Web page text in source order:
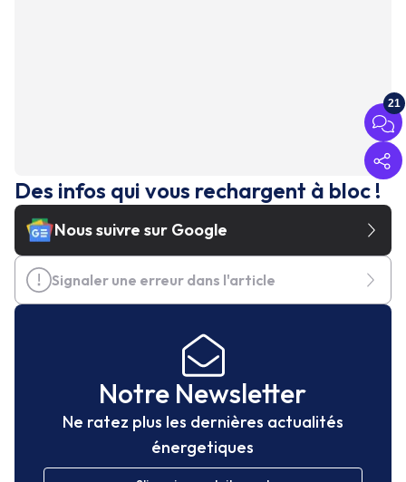
21
Des infos qui vous rechargent à bloc !
Nous suivre sur Google
Signaler une erreur dans l'article
Notre Newsletter
Ne ratez plus les dernières actualités
énergetiques